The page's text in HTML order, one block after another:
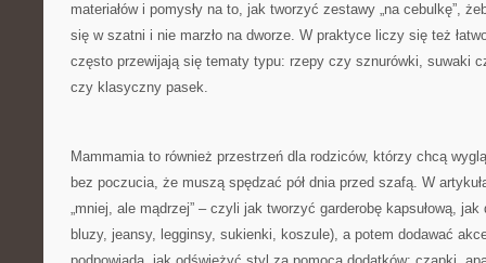
materiałów i pomysły na to, jak tworzyć zestawy „na cebulkę”,
się w szatni i nie marzło na dworze. W praktyce liczy się też
często przewijają się tematy typu: rzepy czy sznurówki, suwaki
czy klasyczny pasek.
Mammamia to również przestrzeń dla rodziców, którzy chcą
bez poczucia, że muszą spędzać pół dnia przed szafą. W
„mniej, ale mądrzej” – czyli jak tworzyć garderobę kapsułową,
bluzy, jeansy, legginsy, sukienki, koszule), a potem dodawać